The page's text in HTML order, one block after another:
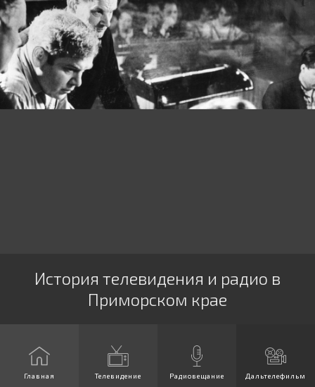
История телевидения и радио в
Приморском крае
Главная Телевидение Радиовещание Дальтелефильм